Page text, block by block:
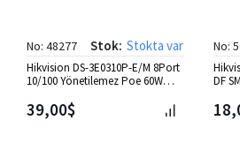
No: 48277 Stok: Stokta var
Hikvision DS-3E0310P-E/M 8Port
10/100 Yönetilemez Poe 60W
39,00$
No:
DF